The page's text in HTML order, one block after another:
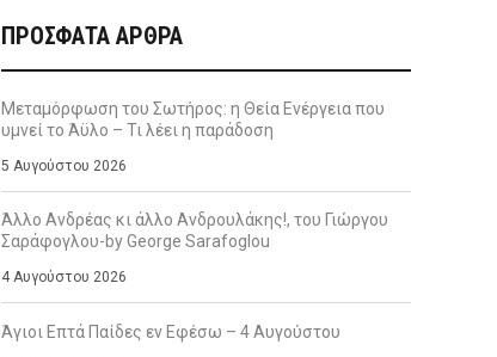
ΠΡΌΣΦΑΤΑ ΆΡΘΡΑ
Μεταμόρφωση του Σωτήρος: η Θεία Ενέργεια που
υμνεί το Άϋλο – Τι λέει η παράδοση
5 Αυγούστου 2026
Άλλο Ανδρέας κι άλλο Ανδρουλάκης!, του Γιώργου
Σαράφογλου-by George Sarafoglou
4 Αυγούστου 2026
Άγιοι Επτά Παίδες εν Εφέσω – 4 Αυγούστου